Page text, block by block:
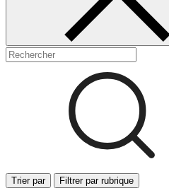
Trier par Filtrer par rubrique